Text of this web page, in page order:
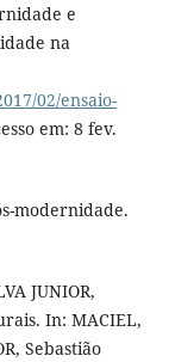
e
na
02/ensaio-
em: 8 fev.
modernidade.
JUNIOR,
In: MACIEL,
Sebastião